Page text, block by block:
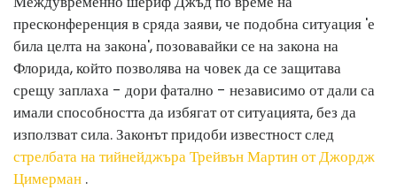
пресконференция в сряда заяви, че подобна ситуация 'е
била целта на закона', позовавайки се на закона на
Флорида, който позволява на човек да се защитава
срещу заплаха - дори фатално - независимо от дали са
имали способността да избягат от ситуацията, без да
използват сила. Законът придоби известност след
стрелбата на тийнейджъра Трейвън Мартин от Джордж
Цимерман .